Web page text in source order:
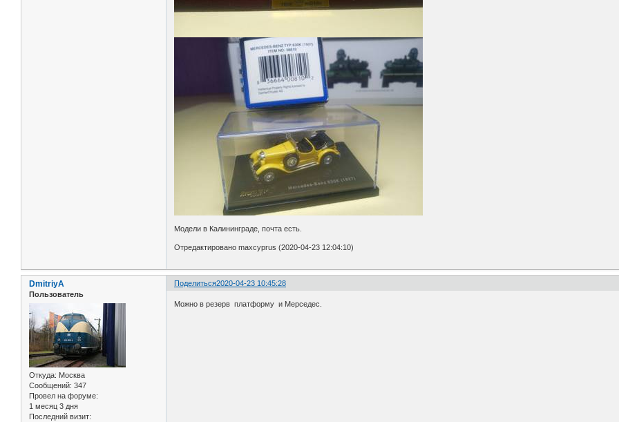
Модели в Калининграде, почта есть.
Отредактировано maxcyprus (2020-04-23 12:04:10)
Поделиться2020-04-23 10:45:28
DmitriyA
Пользователь
Откуда: Москва
Сообщений: 347
Провел на форуме:
1 месяц 3 дня
Последний визит:
Можно в резерв платформу и Мерседес.